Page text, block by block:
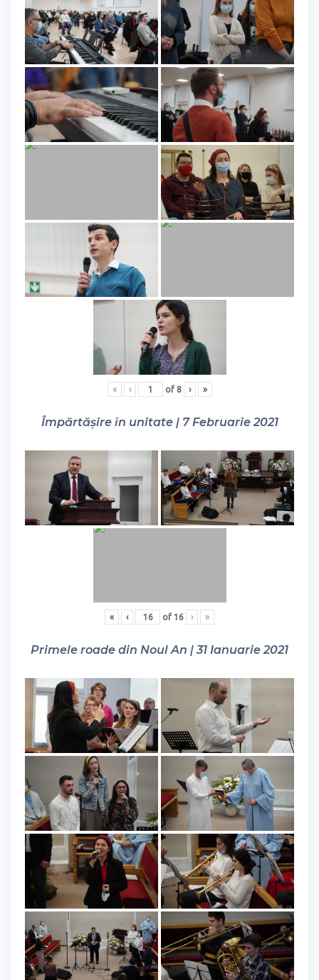
« ‹ of 8 › »
Împărtășire în unitate | 7 Februarie 2021
« ‹ of 16 › »
Primele roade din Noul An | 31 Ianuarie 2021